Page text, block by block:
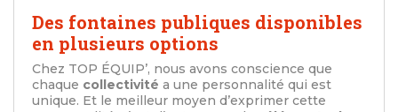
Des fontaines publiques disponibles
en plusieurs options
Chez TOP ÉQUIP’, nous avons conscience que
chaque collectivité a une personnalité qui est
unique. Et le meilleur moyen d’exprimer cette